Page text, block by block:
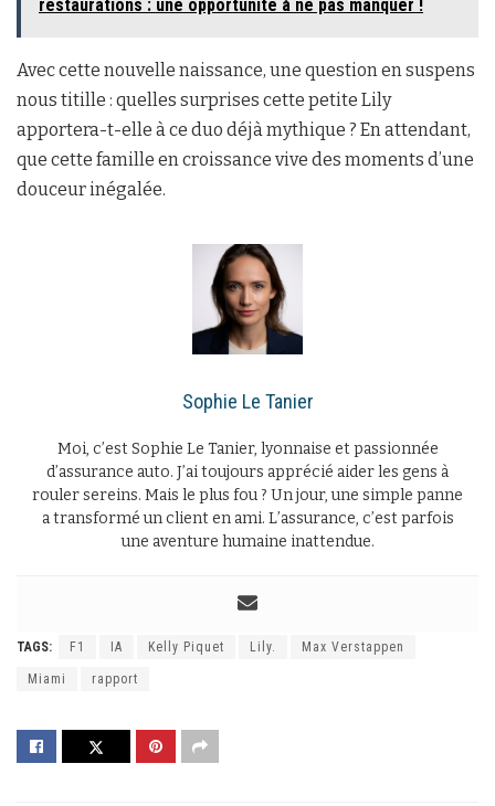
restaurations : une opportunité à ne pas manquer !
Avec cette nouvelle naissance, une question en suspens
nous titille : quelles surprises cette petite Lily
apportera-t-elle à ce duo déjà mythique ? En attendant,
que cette famille en croissance vive des moments d’une
douceur inégalée.
Sophie Le Tanier
Moi, c’est Sophie Le Tanier, lyonnaise et passionnée
d’assurance auto. J’ai toujours apprécié aider les gens à
rouler sereins. Mais le plus fou ? Un jour, une simple panne
a transformé un client en ami. L’assurance, c’est parfois
une aventure humaine inattendue.
TAGS: F1 IA Kelly Piquet Lily. Max Verstappen
Miami rapport